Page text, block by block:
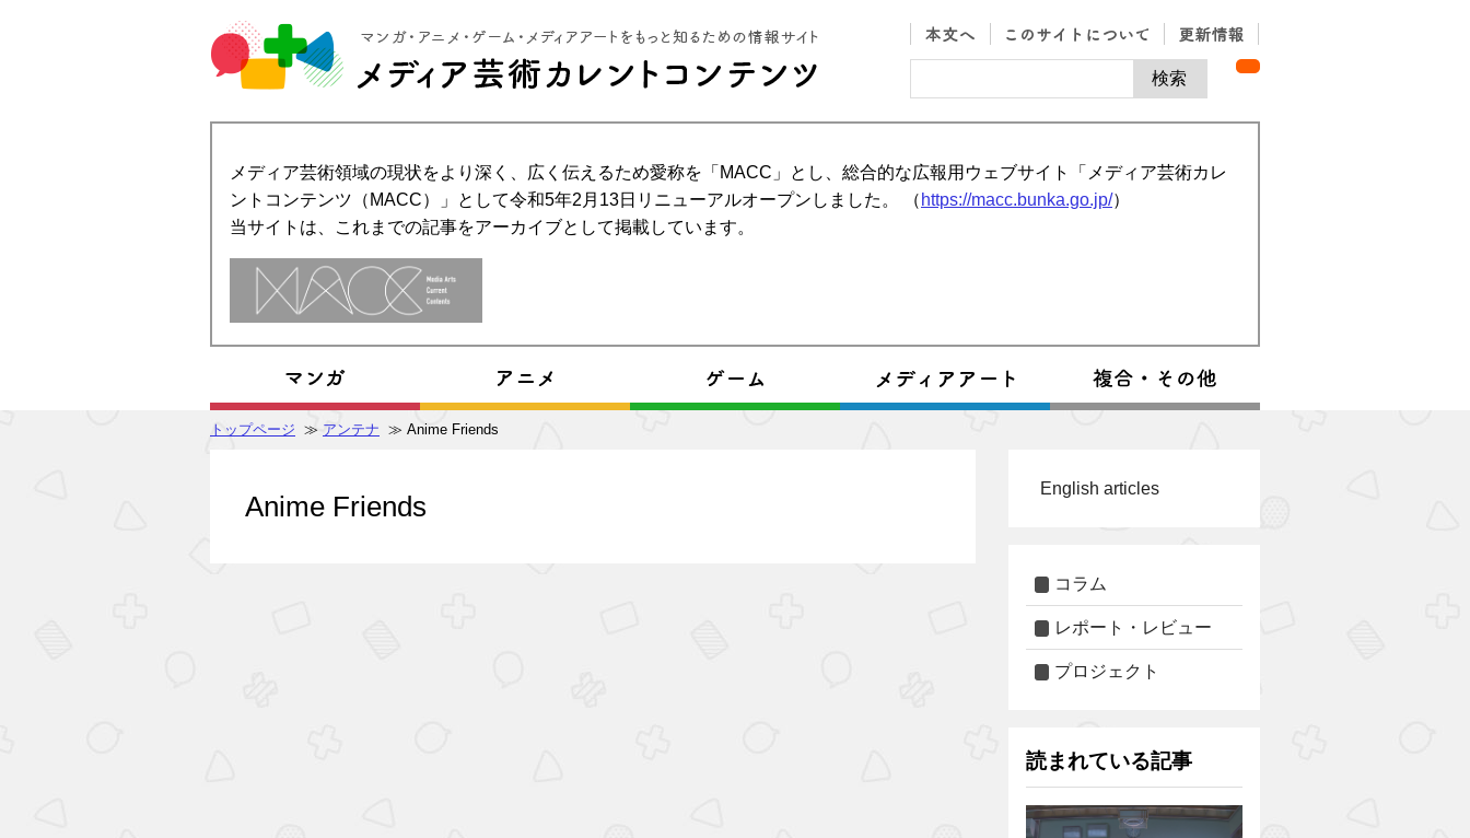
メディア芸術領域の現状をより深く、広く伝えるため愛称を「MACC」とし、総合的な広報用ウェブサイト「メディア芸術カレ
ントコンテンツ（MACC）」として令和5年2月13日リニューアルオープンしました。 （ https://macc.bunka.go.jp/）
当サイトは、これまでの記事をアーカイブとして掲載しています。
トップページ ≫ アンテナ ≫ Anime Friends
Anime Friends
English articles
コラム
レポート・レビュー
プロジェクト
読まれている記事